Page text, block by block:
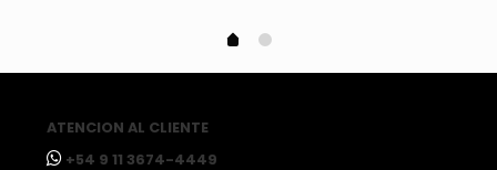
ATENCION AL CLIENTE
ㅤ+54 9 11 3674-4449